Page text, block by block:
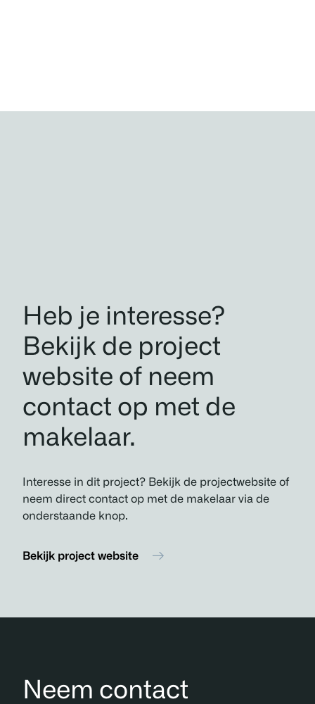
Heb je interesse?
Bekijk de project
website of neem
contact op met de
makelaar.
Interesse in dit project? Bekijk de projectwebsite of
neem direct contact op met de makelaar via de
onderstaande knop.
Bekijk project website
Neem contact